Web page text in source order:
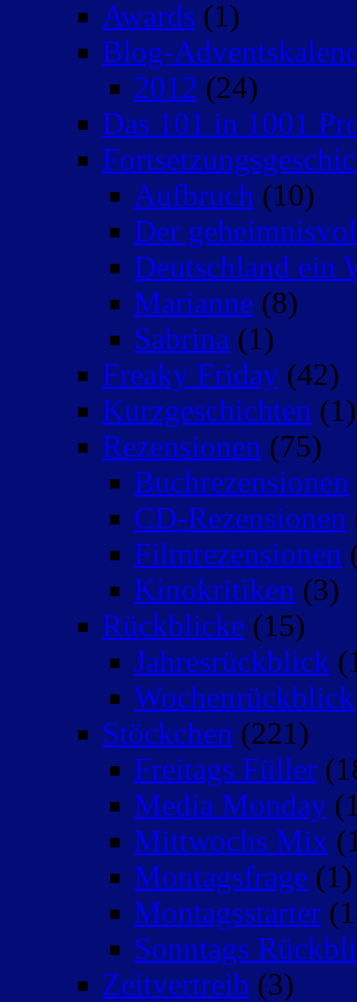
Awards (1)
Blog-
2012 (24)
Das 101 in 1001
Aufbruch (10)
Der
Deutschland ein
Marianne (8)
Sabrina (1)
Freaky Friday (42)
Kurzgeschichten (1)
Rezensionen (75)
Buchrezensionen
CD-Rezensionen
Filmrezensionen
Kinokritiken (3)
Rückblicke (15)
Jahresrückblick
Wochenrückblick
Stöckchen (221)
Freitags Füller
Media Monday
Mittwochs Mix
Montagsfrage (1)
Montagsstarter
Sonntags
Zeitvertreib (3)